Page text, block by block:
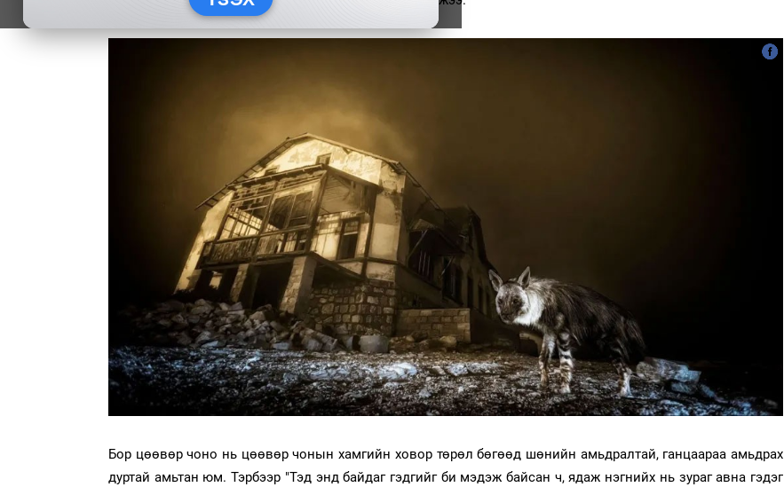
Бор цөөвөр чоно нь цөөвөр чонын хамгийн ховор төрөл бөгөөд шөнийн амьдралтай, ганцаараа амьдрах
дуртай амьтан юм. Тэрбээр "Тэд энд байдаг гэдгийг би мэдэж байсан ч, ядаж нэгнийх нь зураг авна гэдэг